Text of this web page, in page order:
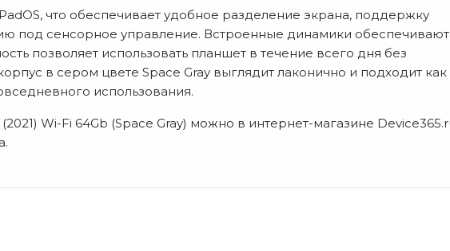
что обеспечивает удобное разделение экрана, поддержку
под сенсорное управление. Встроенные динамики обеспечивают
позволяет использовать планшет в течение всего дня без
в сером цвете Space Gray выглядит лаконично и подходит как
использования.
Wi-Fi 64Gb (Space Gray) можно в интернет-магазине